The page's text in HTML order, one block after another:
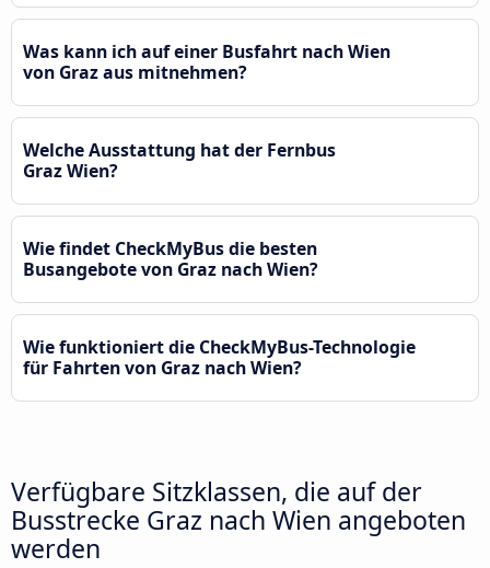
Was kann ich auf einer Busfahrt nach Wien
von Graz aus mitnehmen?
Welche Ausstattung hat der Fernbus
Graz Wien?
Wie findet CheckMyBus die besten
Busangebote von Graz nach Wien?
Wie funktioniert die CheckMyBus-Technologie
für Fahrten von Graz nach Wien?
Verfügbare Sitzklassen, die auf der
Busstrecke Graz nach Wien angeboten
werden